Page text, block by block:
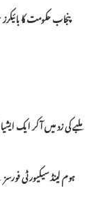
پنجاب حکومت کا
ملبے کی زد میں آکر ایک
ہوم لینڈ سیکیورٹی